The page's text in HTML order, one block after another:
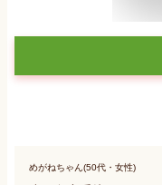
めがねちゃん(50代・女性)